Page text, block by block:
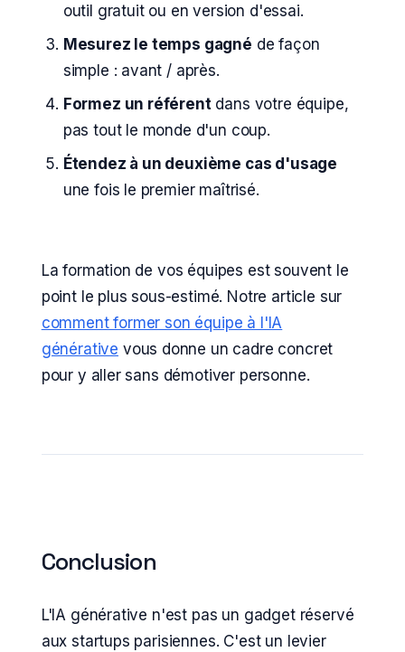
outil gratuit ou en version d'essai.
Mesurez le temps gagné de façon
simple : avant / après.
Formez un référentdans votre équipe,
pas tout le monde d'un coup.
Étendez à un deuxième cas d'usage
une fois le premier maîtrisé.
La formation de vos équipes est souvent le
point le plus sous-estimé. Notre article sur
comment former son équipe à l'IA
générative vous donne un cadre concret
pour y aller sans démotiver personne.
Conclusion
L'IA générative n'est pas un gadget réservé
aux startups parisiennes. C'est un levier